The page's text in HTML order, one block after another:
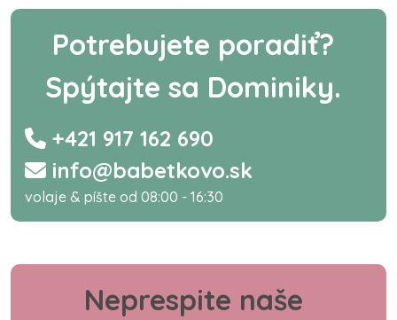
Potrebujete poradiť?
Spýtajte sa Dominiky.
+421 917 162 690
info@babetkovo.sk
volaje & píšte od 08:00 - 16:30
Neprespite naše